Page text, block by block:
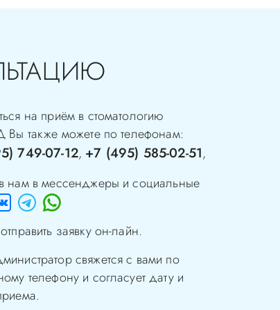
на приём в стоматологию
Вы также можете по телефонам:
749-07-12, +7 (495) 585-02-51,
нам в мессенджеры и социальные
заявку он-лайн.
свяжется с вами по
телефону и согласует дату и